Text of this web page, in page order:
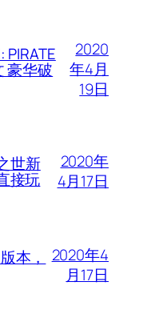
PIRATE
豪华破
2020
年4月
19日
世新
接玩
2020年
4月17日
本，
2020年4
月17日